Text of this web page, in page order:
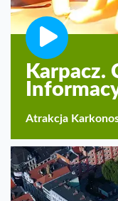
Karpacz.
Atrakcja